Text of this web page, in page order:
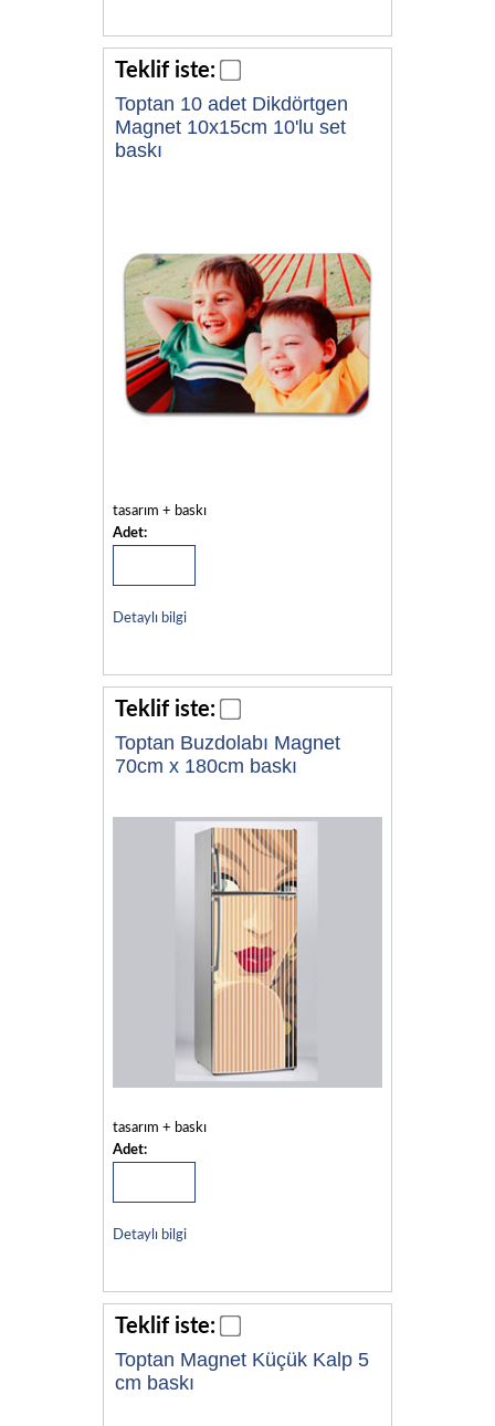
Teklif iste:
Toptan 10 adet Dikdörtgen
Magnet 10x15cm 10'lu set
baskı
tasarım + baskı
Adet:
Detaylı bilgi
Teklif iste:
Toptan Buzdolabı Magnet
70cm x 180cm baskı
tasarım + baskı
Adet:
Detaylı bilgi
Teklif iste:
Toptan Magnet Küçük Kalp 5
cm baskı